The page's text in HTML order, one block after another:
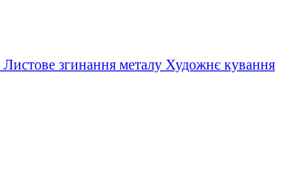
Листове згинання металу Художнє кування